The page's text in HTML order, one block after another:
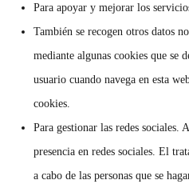
Para apoyar y mejorar los
También se recogen otros datos
mediante algunas cookies que se
usuario cuando navega en esta
cookies.
Para gestionar las redes sociales.
presencia en redes sociales. El
a cabo de las personas que se